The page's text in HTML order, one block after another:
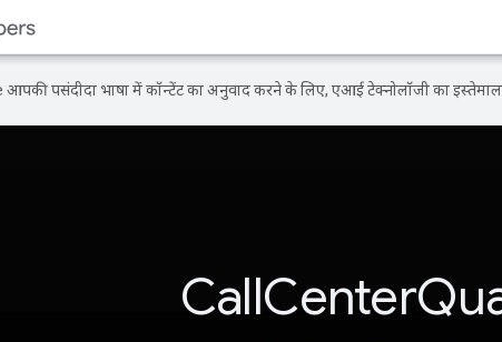
आपकी पसंदीदा भाषा में कॉन्टेंट का अनुवाद करने के लिए, एआई टेक्नोलॉजी का